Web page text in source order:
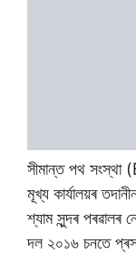
সীমান্ত পথ সংস্থা
মূখ্য কাৰ্যালয়ৰ
শ্যাম সুন্দৰ পৰৱালৰ
দল ২০১৬ চনতে